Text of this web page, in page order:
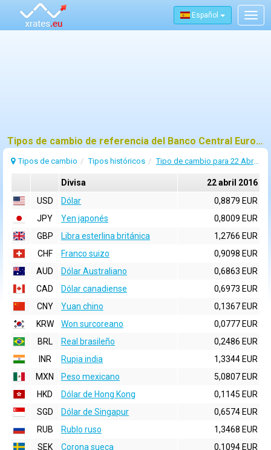
Español
Tipos de cambio de referencia del Banco Central Europeo (BCE) para 22 abril 2016
Tipos de cambio Tipos históricos Tipo de cambio para 22 Abril 2016
Divisa
22 abril 2016
USD
Dólar
0,8879 EUR
JPY
Yen japonés
0,8009 EUR
GBP
Libra esterlina británica
1,2766 EUR
CHF
Franco suizo
0,9098 EUR
AUD
Dólar Australiano
0,6863 EUR
CAD
Dólar canadiense
0,6973 EUR
CNY
Yuan chino
0,1367 EUR
KRW
Won surcoreano
0,0777 EUR
BRL
Real brasileño
0,2486 EUR
INR
Rupia india
1,3344 EUR
MXN
Peso mexicano
5,0807 EUR
HKD
Dólar de Hong Kong
0,1145 EUR
SGD
Dólar de Singapur
0,6574 EUR
RUB
Rublo ruso
1,3468 EUR
SEK
Corona sueca
0,1094 EUR